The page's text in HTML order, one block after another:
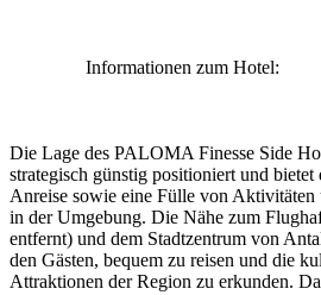
Informationen zum Hotel:
Die Lage des PALOMA Finesse Side
strategisch günstig positioniert und bietet
Anreise sowie eine Fülle von Aktivitäten
in der Umgebung. Die Nähe zum
entfernt) und dem Stadtzentrum von
den Gästen, bequem zu reisen und die
Attraktionen der Region zu erkunden.